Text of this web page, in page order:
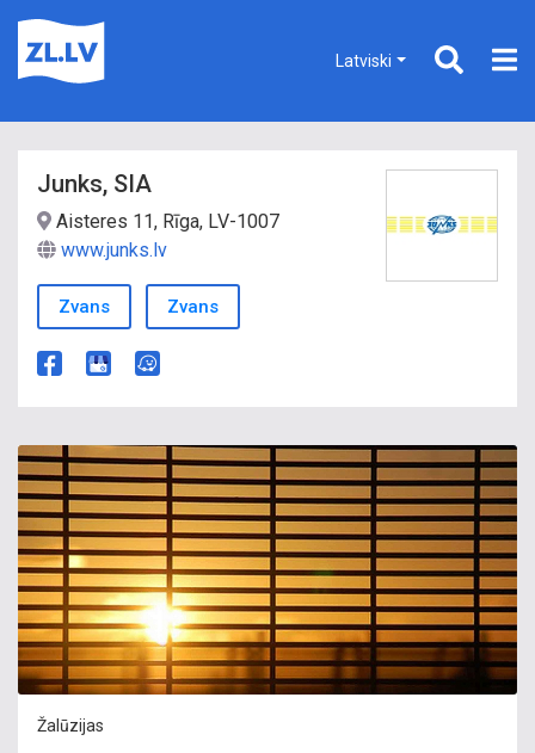
Latviski
Junks, SIA
Aisteres 11, Rīga, LV-1007
www.junks.lv
Zvans Zvans
Žalūzijas